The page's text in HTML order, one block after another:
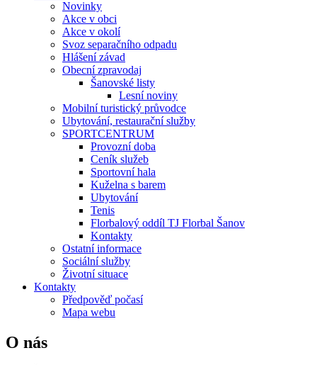
Novinky
Akce v obci
Akce v okolí
Svoz separačního odpadu
Hlášení závad
Obecní zpravodaj
Šanovské listy
Lesní noviny
Mobilní turistický průvodce
Ubytování, restaurační služby
SPORTCENTRUM
Provozní doba
Ceník služeb
Sportovní hala
Kuželna s barem
Ubytování
Tenis
Florbalový oddíl TJ Florbal Šanov
Kontakty
Ostatní informace
Sociální služby
Životní situace
Kontakty
Předpověď počasí
Mapa webu
O nás